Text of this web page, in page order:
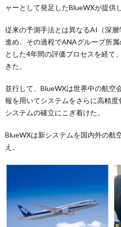
ャーとして発足したBlueWXが提供
従来の予測手法とは異なるAI（深
進め、その過程でANAグループ所
とした4年間の評価プロセスを経て
きた。
並行して、BlueWXは世界中の航空
報を用いてシステムをさらに高精
システムの確立にこぎ着けた。
BlueWXは新システムを国内外の航
え。